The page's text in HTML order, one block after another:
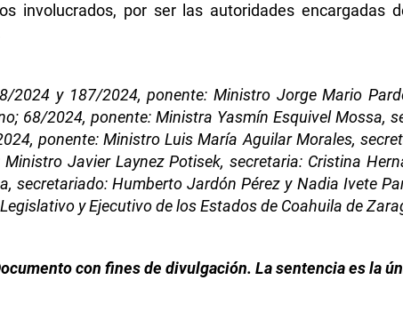
involucrados, por ser las autoridades encargadas
2024 y 187/2024, ponente: Ministro Jorge Mario
68/2024, ponente: Ministra Yasmín Esquivel Mossa,
ponente: Ministro Luis María Aguilar Morales,
Javier Laynez Potisek, secretaria: Cristina
secretariado: Humberto Jardón Pérez y Nadia Ivete
y Ejecutivo de los Estados de Coahuila de
con fines de divulgación. La sentencia es la